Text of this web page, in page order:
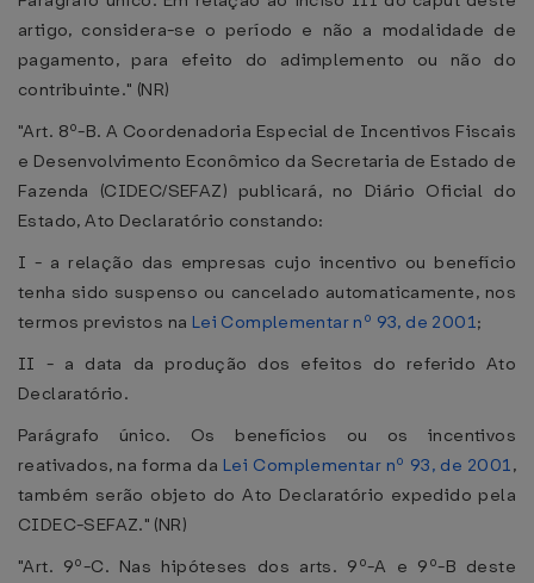
artigo, considera-se o período e não a modalidade de
pagamento, para efeito do adimplemento ou não do
contribuinte." (NR)
"Art. 8º-B. A Coordenadoria Especial de Incentivos Fiscais
e Desenvolvimento Econômico da Secretaria de Estado de
Fazenda (CIDEC/SEFAZ) publicará, no Diário Oficial do
Estado, Ato Declaratório constando:
I - a relação das empresas cujo incentivo ou benefício
tenha sido suspenso ou cancelado automaticamente, nos
termos previstos na Lei Complementar nº 93, de 2001;
II - a data da produção dos efeitos do referido Ato
Declaratório.
Parágrafo único. Os benefícios ou os incentivos
reativados, na forma da Lei Complementar nº 93, de 2001,
também serão objeto do Ato Declaratório expedido pela
CIDEC-SEFAZ." (NR)
"Art. 9º-C. Nas hipóteses dos arts. 9º-A e 9º-B deste